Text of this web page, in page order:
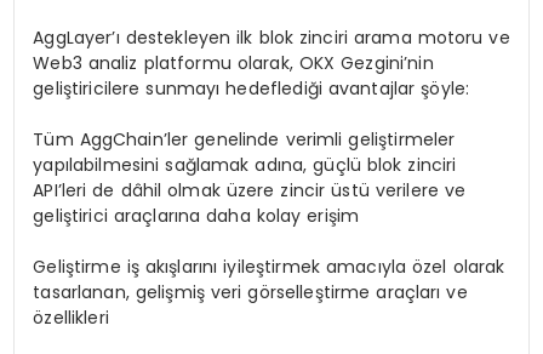
AggLayer’ı destekleyen ilk blok zinciri arama motoru ve
Web3 analiz platformu olarak, OKX Gezgini’nin
geliştiricilere sunmayı hedeflediği avantajlar şöyle:
Tüm AggChain’ler genelinde verimli geliştirmeler
yapılabilmesini sağlamak adına, güçlü blok zinciri
API’leri de dâhil olmak üzere zincir üstü verilere ve
geliştirici araçlarına daha kolay erişim
Geliştirme iş akışlarını iyileştirmek amacıyla özel olarak
tasarlanan, gelişmiş veri görselleştirme araçları ve
özellikleri